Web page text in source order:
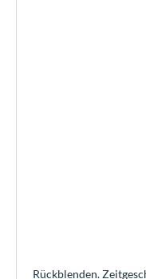
Rückblenden.